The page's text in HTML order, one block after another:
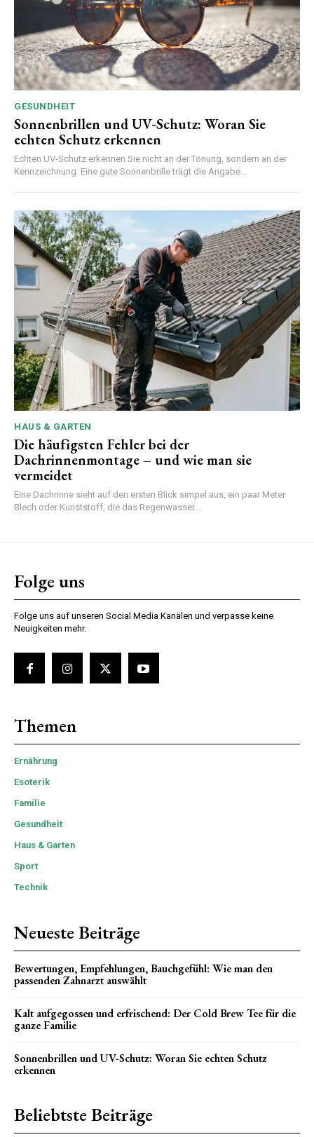
GESUNDHEIT
Sonnenbrillen und UV-Schutz: Woran Sie
echten Schutz erkennen
Echten UV-Schutz erkennen Sie nicht an der Tönung, sondern an der
Kennzeichnung: Eine gute Sonnenbrille trägt die Angabe...
HAUS & GARTEN
Die häufigsten Fehler bei der
Dachrinnenmontage – und wie man sie
vermeidet
Eine Dachrinne sieht auf den ersten Blick simpel aus, ein paar Meter
Blech oder Kunststoff, die das Regenwasser...
Folge uns
Folge uns auf unseren Social Media Kanälen und verpasse keine
Neuigkeiten mehr.
Themen
Ernährung
Esoterik
Familie
Gesundheit
Haus & Garten
Sport
Technik
Neueste Beiträge
Bewertungen, Empfehlungen, Bauchgefühl: Wie man den
passenden Zahnarzt auswählt
Kalt aufgegossen und erfrischend: Der Cold Brew Tee für die
ganze Familie
Sonnenbrillen und UV-Schutz: Woran Sie echten Schutz
erkennen
Beliebtste Beiträge